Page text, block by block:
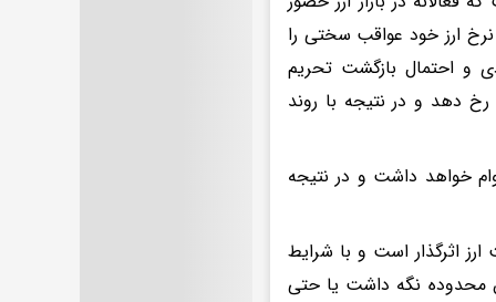
ارز خود عواقب سختی را
و احتمال بازگشت تحریم
دهد و در نتیجه با روند
خواهد داشت و در نتیجه
اثرگذار است و با شرایط
محدوده نگه داشت یا حتی